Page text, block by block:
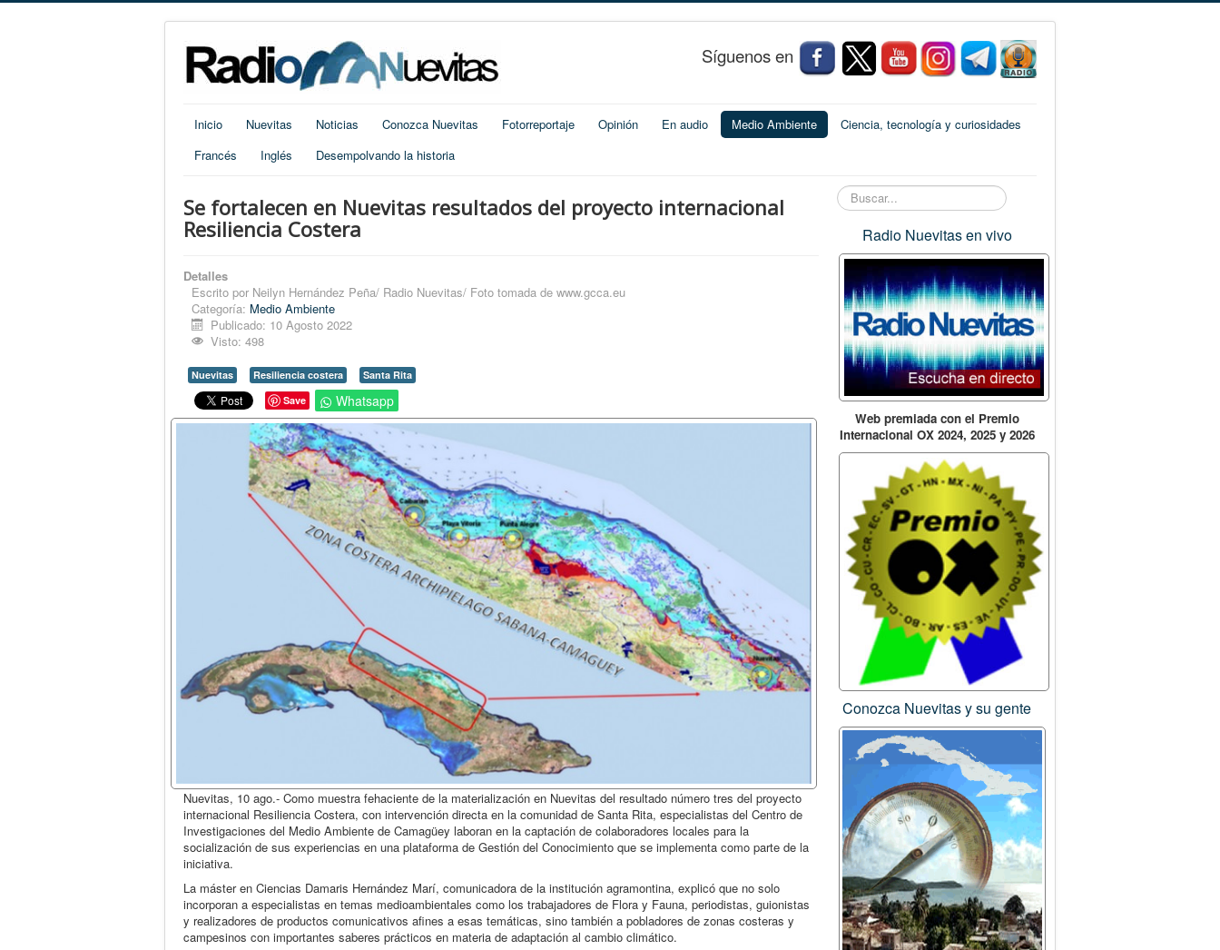
Síguenos en
Inicio Nuevitas Noticias Conozca Nuevitas Fotorreportaje Opinión En audio Medio Ambiente
Ciencia, tecnología y curiosidades
Francés
Inglés Desempolvando la historia
Se fortalecen en Nuevitas resultados del proyecto internacional
Resiliencia Costera
Detalles
Escrito por Neilyn Hernández Peña/ Radio Nuevitas/ Foto tomada de www.gcca.eu
Categoría: Medio Ambiente
Publicado: 10 Agosto 2022
Visto: 498
Nuevitas Resiliencia costera
Santa Rita
Save
Whatsapp
Nuevitas, 10 ago.- Como muestra fehaciente de la materialización en Nuevitas del resultado número tres del proyecto
internacional Resiliencia Costera, con intervención directa en la comunidad de Santa Rita, especialistas del Centro de
Investigaciones del Medio Ambiente de Camagüey laboran en la captación de colaboradores locales para la
socialización de sus experiencias en una plataforma de Gestión del Conocimiento que se implementa como parte de la
iniciativa.
La máster en Ciencias Damaris Hernández Marí, comunicadora de la institución agramontina, explicó que no solo
incorporan a especialistas en temas medioambientales como los trabajadores de Flora y Fauna, periodistas, guionistas
y realizadores de productos comunicativos afines a esas temáticas, sino también a pobladores de zonas costeras y
campesinos con importantes saberes prácticos en materia de adaptación al cambio climático.
Buscar...
Radio Nuevitas en vivo
Web premiada con el Premio
Internacional OX 2024, 2025 y 2026
Conozca Nuevitas y su gente